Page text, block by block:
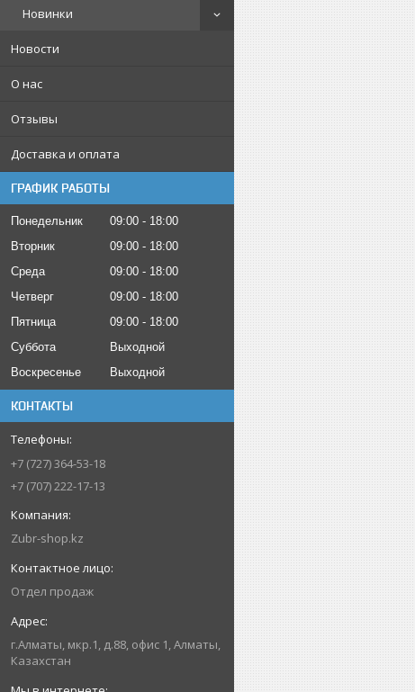
Новинки
Новости
О нас
Отзывы
Доставка и оплата
ГРАФИК РАБОТЫ
Понедельник 09:00
18:00
Вторник
09:00
18:00
Среда
09:00
18:00
Четверг
09:00
18:00
Пятница
09:00
18:00
Суббота
Выходной
Воскресенье
Выходной
КОНТАКТЫ
+7 (727) 364-53-18
+7 (707) 222-17-13
Zubr-shop.kz
Отдел продаж
г.Алматы, мкр.1, д.88, офис 1, Алматы,
Казахстан